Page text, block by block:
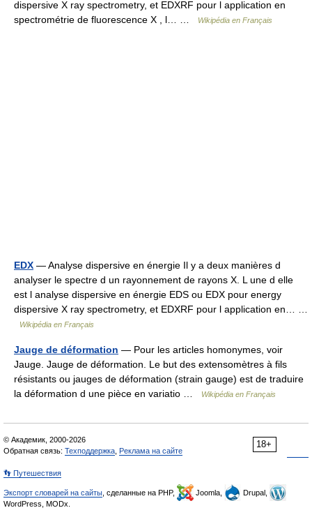
dispersive X ray spectrometry, et EDXRF pour l application en
spectrométrie de fluorescence X , l… …
Wikipédia en Français
EDX — Analyse dispersive en énergie Il y a deux manières d
analyser le spectre d un rayonnement de rayons X. L une d elle
est l analyse dispersive en énergie EDS ou EDX pour energy
dispersive X ray spectrometry, et EDXRF pour l application en… …
Wikipédia en Français
Jauge de déformation — Pour les articles homonymes, voir
Jauge. Jauge de déformation. Le but des extensomètres à fils
résistants ou jauges de déformation (strain gauge) est de traduire
la déformation d une pièce en variatio …
Wikipédia en Français
18+
© Академик, 2000-2026
Обратная связь: Техподдержка Реклама на сайте
👣 Путешествия
Экспорт словарей на сайты , сделанные на PHP, Joomla,
Drupal,
WordPress, MODx.